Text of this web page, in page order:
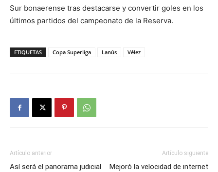
Sur bonaerense tras destacarse y convertir goles en los
últimos partidos del campeonato de la Reserva.
ETIQUETAS Copa Superliga Lanús Vélez
Artículo anterior
Así será el panorama judicial
Artículo siguiente
Mejoró la velocidad de internet